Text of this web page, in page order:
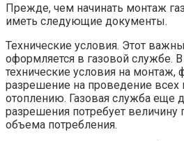
Прежде, чем начинать монтаж
иметь следующие документы.
Технические условия. Этот
оформляется в газовой службе.
технические условия на монтаж,
разрешение на проведение
отоплению. Газовая служба еще
разрешения потребует величину
объема потребления.